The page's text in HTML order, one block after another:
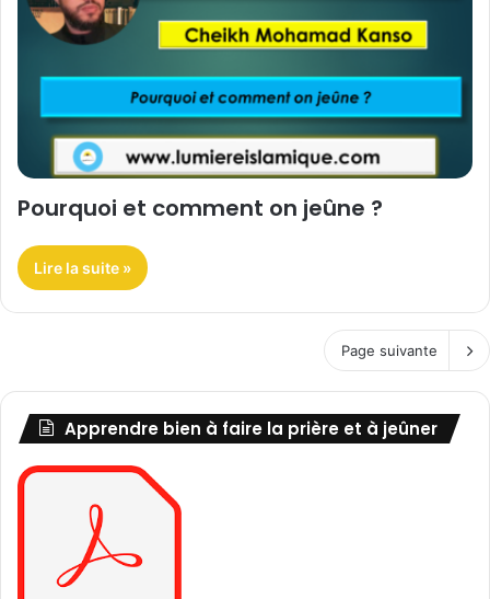
Pourquoi et comment on jeûne ?
Lire la suite »
Page suivante
Apprendre bien à faire la prière et à jeûner